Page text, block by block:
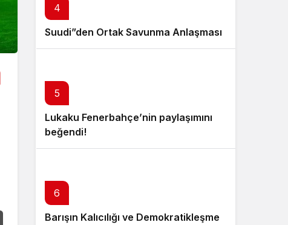
4
Suudi”den Ortak Savunma Anlaşması
5
Lukaku Fenerbahçe’nin paylaşımını
beğendi!
6
Barışın Kalıcılığı ve Demokratikleşme